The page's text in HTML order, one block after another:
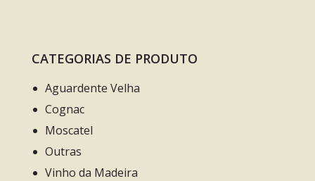
CATEGORIAS DE PRODUTO
Aguardente Velha
Cognac
Moscatel
Outras
Vinho da Madeira